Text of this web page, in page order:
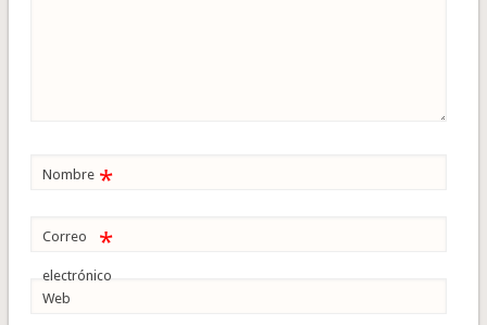
Nombre *
Correo
electrónico
*
Web